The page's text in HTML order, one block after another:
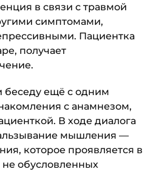
в связи с травмой
симптомами,
Пациентка
получает
беседу ещё с одним
с анамнезом,
В ходе диалога
мышления —
которое проявляется в
обусловленных